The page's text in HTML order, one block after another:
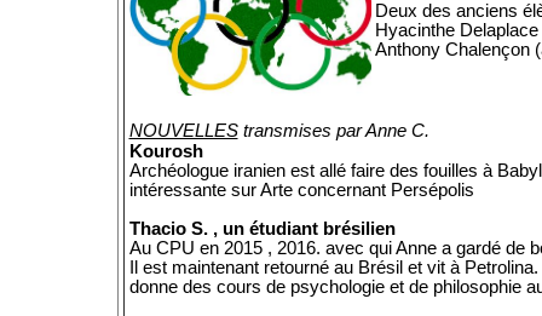
Deux des anciens
Hyacinthe
Anthony Chalençon
NOUVELLES transmises par Anne C.
Kourosh
Archéologue iranien est allé faire des fouilles à
intéressante sur Arte concernant Persépolis
Thacio S. , un étudiant brésilien
Au CPU en 2015 , 2016. avec qui Anne a gardé de
Il est maintenant retourné au Brésil et vit à
donne des cours de psychologie et de philosophie